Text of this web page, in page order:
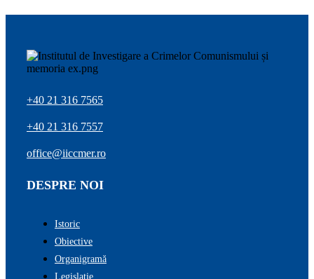
+40 21 316 7565
+40 21 316 7557
office@iiccmer.ro
DESPRE NOI
Istoric
Obiective
Organigramă
Legislație